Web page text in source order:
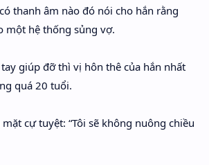
thanh âm nào đó nói cho hắn rằng
một hệ thống sủng vợ.
giúp đỡ thì vị hôn thê của hắn nhất
quá 20 tuổi.
cự tuyệt: “Tôi sẽ không nuông chiều